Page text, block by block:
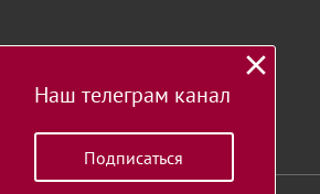
Наш телеграм канал
Подписаться